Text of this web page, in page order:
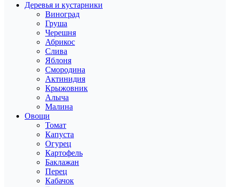
Деревья и кустарники
Виноград
Груша
Черешня
Абрикос
Слива
Яблоня
Смородина
Актинидия
Крыжовник
Алыча
Малина
Овощи
Томат
Капуста
Огурец
Картофель
Баклажан
Перец
Кабачок